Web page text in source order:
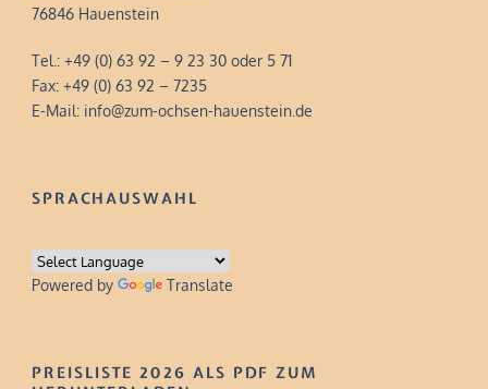
76846 Hauenstein
Tel.: +49 (0) 63 92 – 9 23 30 oder 5 71
Fax: +49 (0) 63 92 – 7235
E-Mail: info@zum-ochsen-hauenstein.de
SPRACHAUSWAHL
Powered by Translate
PREISLISTE 2026 ALS PDF ZUM